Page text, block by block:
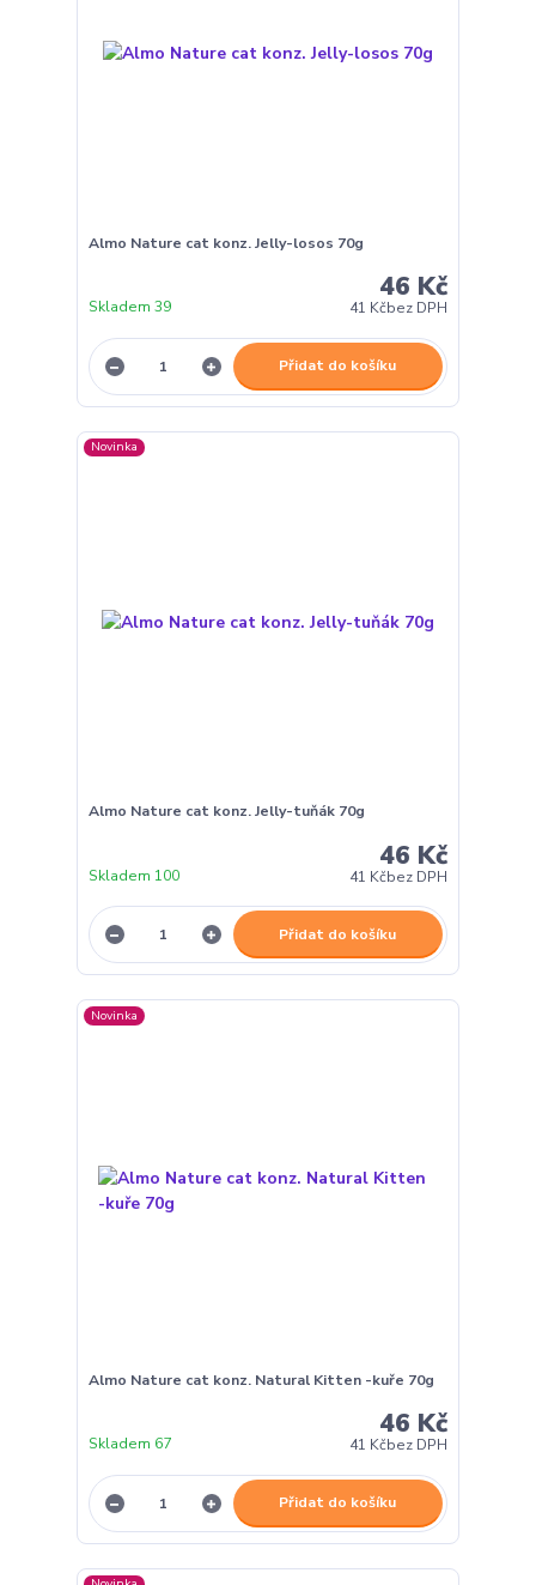
Almo Nature cat konz. Jelly-losos 70g
46 Kč
41 Kčbez DPH
Skladem 39
Přidat do košíku
Novinka
Almo Nature cat konz. Jelly-tuňák 70g
46 Kč
41 Kčbez DPH
Skladem 100
Přidat do košíku
Novinka
Almo Nature cat konz. Natural Kitten -kuře 70g
46 Kč
41 Kčbez DPH
Skladem 67
Přidat do košíku